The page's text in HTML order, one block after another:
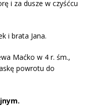
i za dusze w czyśćcu
i brata Jana.
Maćko w 4 r. śm.,
powrotu do